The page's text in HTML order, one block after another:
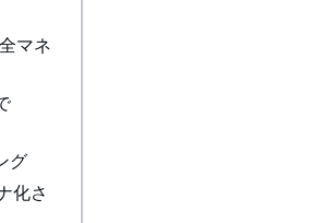
マネ
グ
化さ